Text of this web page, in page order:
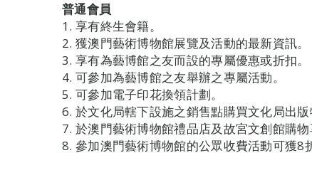
普通會員
1. 享有終生會籍。
2. 獲澳門藝術博物館展覽及活動的最新資訊。
3. 享有為藝博館之友而設的專屬優惠或折扣。
4. 可參加為藝博館之友舉辦之專屬活動。
5. 可參加電子印花換領計劃。
6. 於文化局轄下設施之銷售點購買文化局出
7. 於澳門藝術博物館禮品店及故宮文創館購物
8. 參加澳門藝術博物館的公眾收費活動可獲8